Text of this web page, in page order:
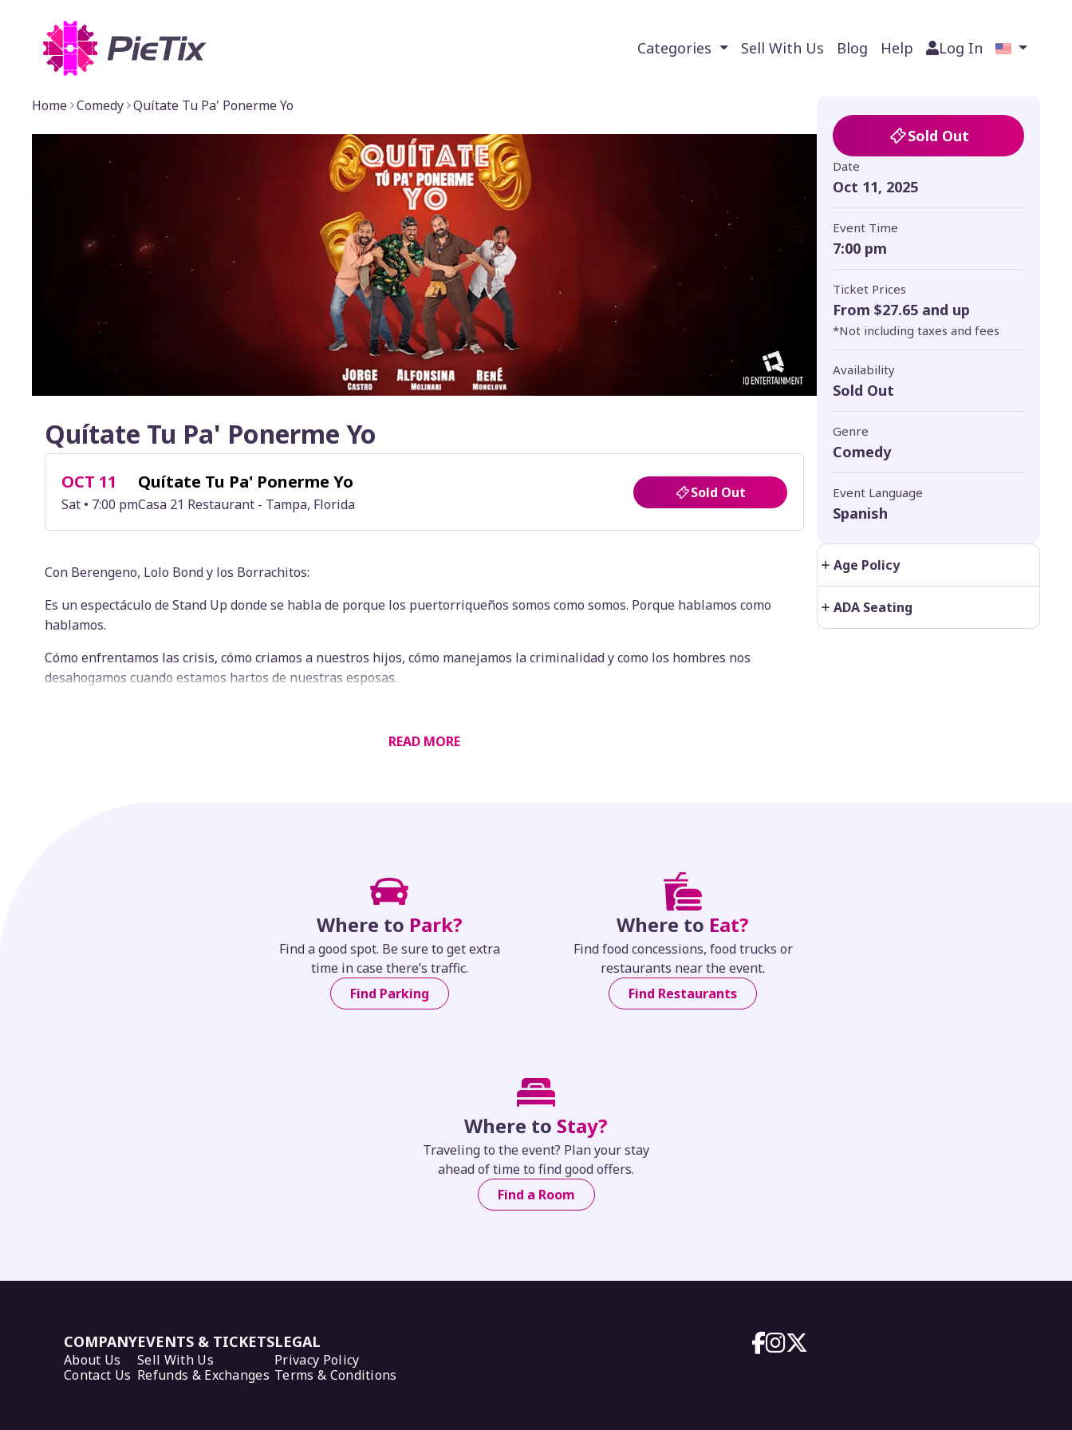
Categories Sell With Us Blog Help Log In
Home Comedy Quítate Tu Pa' Ponerme Yo
Quítate Tu Pa' Ponerme Yo
OCT 11
Sat • 7:00 pm
Quítate Tu Pa' Ponerme Yo
Casa 21 Restaurant - Tampa, Florida
Sold Out
Con Berengeno, Lolo Bond y los Borrachitos:
Es un espectáculo de Stand Up donde se habla de porque los puertorriqueños somos como somos. Porque hablamos como
hablamos.
Cómo enfrentamos las crisis, cómo criamos a nuestros hijos, cómo manejamos la criminalidad y como los hombres nos
desahogamos cuando estamos hartos de nuestras esposas.
READ MORE
Sold Out
Date
Oct 11, 2025
Event Time
7:00 pm
Ticket Prices
From $27.65 and up
*Not including taxes and fees
Availability
Sold Out
Genre
Comedy
Event Language
Spanish
Age Policy
ADA Seating
Where to Park?
Find a good spot. Be sure to get extra
time in case there’s traffic.
Find Parking
Where to Eat?
Find food concessions, food trucks or
restaurants near the event.
Find Restaurants
Where to Stay?
Traveling to the event? Plan your stay
ahead of time to find good offers.
Find a Room
COMPANY
About Us
Contact Us
EVENTS & TICKETS
Sell With Us
Refunds & Exchanges
LEGAL
Privacy Policy
Terms & Conditions